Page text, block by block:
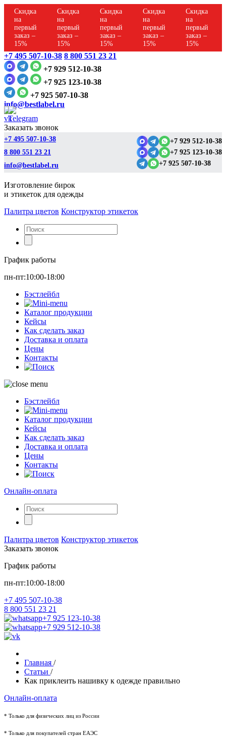
Скидка
на
первый
заказ –
15%
Скидка
на
первый
заказ –
15%
Скидка
на
первый
заказ –
15%
Скидка
на
первый
заказ –
15%
Скидка
на
первый
заказ –
15%
+7 495 507-10-38 8 800 551 23 21
+7 929 512-10-38
+7 925 123-10-38
+7 925 507-10-38
info@bestlabel.ru
Заказать звонок
+7 495 507-10-38
8 800 551 23 21
info@bestlabel.ru
+7 929 512-10-38
+7 925 123-10-38
+7 925 507-10-38
Изготовление бирок
и этикеток для одежды
Палитра цветов Конструктор этикеток
График работы
пн-пт:10:00-18:00
Бэстлейбл
Каталог продукции
Кейсы
Как сделать заказ
Доставка и оплата
Цены
Контакты
Бэстлейбл
Каталог продукции
Кейсы
Как сделать заказ
Доставка и оплата
Цены
Контакты
Онлайн-оплата
Палитра цветов Конструктор этикеток
Заказать звонок
График работы
пн-пт:10:00-18:00
+7 495 507-10-38
8 800 551 23 21
+7 925 123-10-38
+7 929 512-10-38
Главная /
Статьи /
Как приклеить нашивку к одежде правильно
Онлайн-оплата
* Только для физических лиц из России
* Только для покупателей стран ЕАЭС